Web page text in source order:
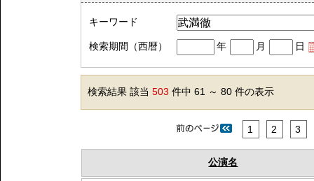
キーワード
検索期間（西暦） 年 月 日
検索結果 該当503 件中 61 ～ 80 件の表示
1 2 3
公演名